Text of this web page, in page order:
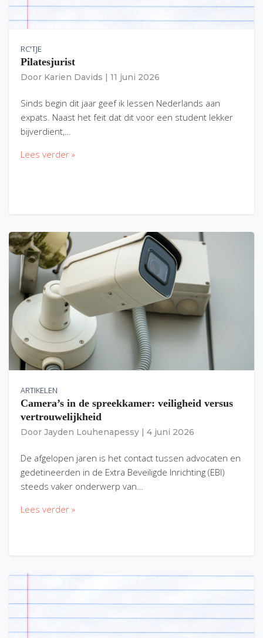
RC'TJE
Pilatesjurist
Door Karien Davids 11 juni 2026
Sinds begin dit jaar geef ik lessen Nederlands aan
expats. Naast het feit dat dit voor een student lekker
bijverdient,…
Lees verder »
ARTIKELEN
Camera’s in de spreekkamer: veiligheid versus
vertrouwelijkheid
Door Jayden Louhenapessy 4 juni 2026
De afgelopen jaren is het contact tussen advocaten en
gedetineerden in de Extra Beveiligde Inrichting (EBI)
steeds vaker onderwerp van…
Lees verder »